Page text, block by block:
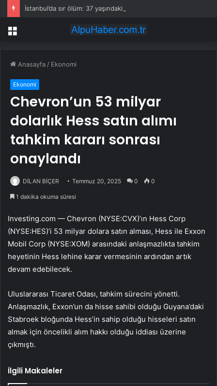
Menü
Anasayfa / Ekonomi
Ekonomi
Chevron’un 53 milyar
dolarlık Hess satın alımı
tahkim kararı sonrası
onaylandı
DİLAN BİÇER Temmuz 20, 2025 0 0
1 dakika okuma süresi
Investing.com — Chevron (NYSE:CVX)’ın Hess Corp
(NYSE:HES)’i 53 milyar dolara satın alması, Hess ile Exxon
Mobil Corp (NYSE:XOM) arasındaki anlaşmazlıkta tahkim
heyetinin Hess lehine karar vermesinin ardından artık
devam edebilecek.
Uluslararası Ticaret Odası, tahkim sürecini yönetti.
Anlaşmazlık, Exxon’un da hisse sahibi olduğu Guyana’daki
Stabroek bloğunda Hess’in sahip olduğu hisseleri satın
almak için öncelikli alım hakkı olduğu iddiası üzerine
çıkmıştı.
İlgili Makaleler